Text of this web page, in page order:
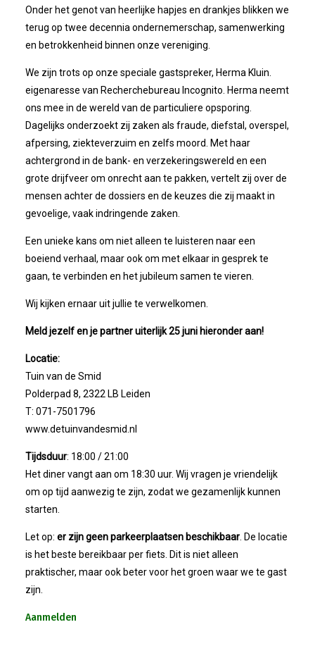
Onder het genot van heerlijke hapjes en drankjes blikken we
terug op twee decennia ondernemerschap, samenwerking
en betrokkenheid binnen onze vereniging.
We zijn trots op onze speciale gastspreker, Herma Kluin.
eigenaresse van Recherchebureau Incognito. Herma neemt
ons mee in de wereld van de particuliere opsporing.
Dagelijks onderzoekt zij zaken als fraude, diefstal, overspel,
afpersing, ziekteverzuim en zelfs moord. Met haar
achtergrond in de bank- en verzekeringswereld en een
grote drijfveer om onrecht aan te pakken, vertelt zij over de
mensen achter de dossiers en de keuzes die zij maakt in
gevoelige, vaak indringende zaken.
Een unieke kans om niet alleen te luisteren naar een
boeiend verhaal, maar ook om met elkaar in gesprek te
gaan, te verbinden en het jubileum samen te vieren.
Wij kijken ernaar uit jullie te verwelkomen.
Meld jezelf en je partner uiterlijk 25 juni hieronder aan!
Locatie:
Tuin van de Smid
Polderpad 8, 2322 LB Leiden
T: 071-7501796
www.detuinvandesmid.nl
Tijdsduur: 18:00 / 21:00
Het diner vangt aan om 18:30 uur. Wij vragen je vriendelijk
om op tijd aanwezig te zijn, zodat we gezamenlijk kunnen
starten.
Let op: er zijn geen parkeerplaatsen beschikbaar. De locatie
is het beste bereikbaar per fiets. Dit is niet alleen
praktischer, maar ook beter voor het groen waar we te gast
zijn.
Aanmelden